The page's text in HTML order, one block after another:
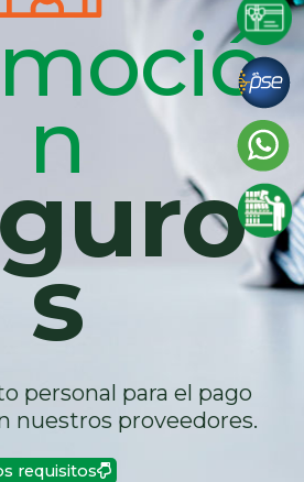
n
s
personal para el pago
nuestros proveedores.
requisitos